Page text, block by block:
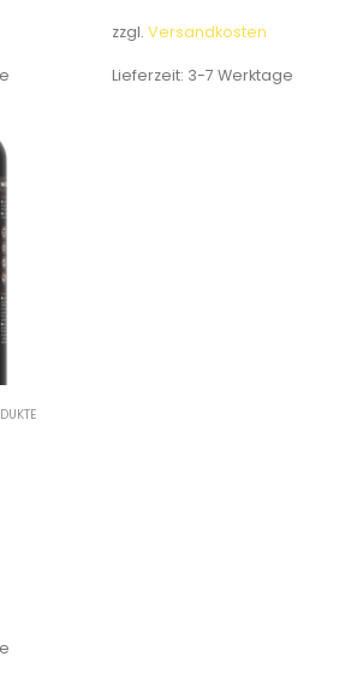
zzgl.Versandkosten
Lieferzeit: 3-7 Werktage